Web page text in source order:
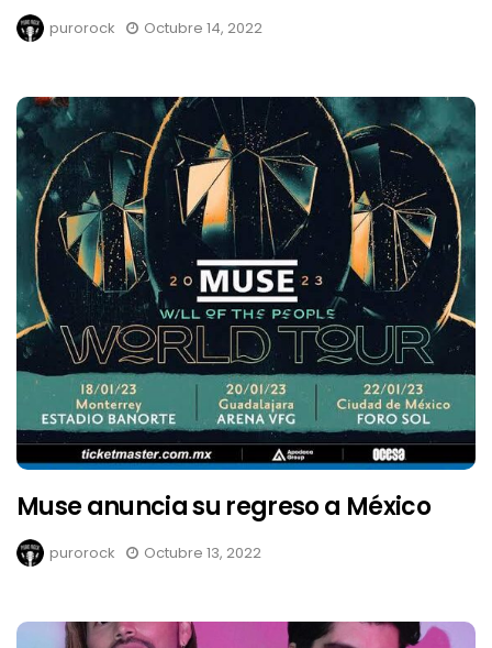
purorock Octubre 14, 2022
Muse anuncia su regreso a México
purorock Octubre 13, 2022